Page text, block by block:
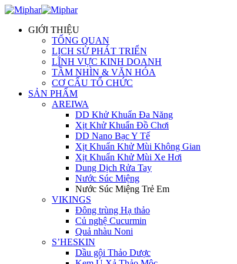
GIỚI THIỆU
TỔNG QUAN
LỊCH SỬ PHÁT TRIỂN
LĨNH VỰC KINH DOANH
TẦM NHÌN & VĂN HÓA
CƠ CẤU TỔ CHỨC
SẢN PHẨM
AREIWA
DD Khử Khuẩn Đa Năng
Xịt Khử Khuẩn Đồ Chơi
DD Nano Bạc Y Tế
Xịt Khuẩn Khử Mùi Không Gian
Xịt Khuẩn Khử Mùi Xe Hơi
Dung Dịch Rửa Tay
Nước Súc Miệng
Nước Súc Miệng Trẻ Em
VIKINGS
Đông trùng Hạ thảo
Củ nghệ Cucurmin
Quả nhàu Noni
S’HESKIN
Dầu gội Thảo Dược